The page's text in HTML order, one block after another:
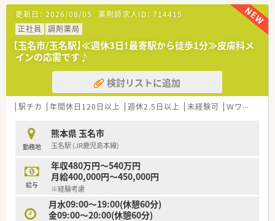
更新日： 2026/08/05 薬剤師求人ID： 714415
正社員
調剤薬局
【玉名市/玉名駅】≪週休3日！最寄駅から徒歩1分≫皮膚科メ
インの応需です♪
検討リストに追加
駅チカ 年間休日120日以上 週休2.5日以上 未経験可 Ｗワーク可
勤務地
熊本県 玉名市
玉名駅 (JR鹿児島本線)
給与
年収480万円～540万円
月給400,000円～450,000円
※経験考慮
月水09:00～19:00(休憩60分)
金09:00～20:00(休憩60分)